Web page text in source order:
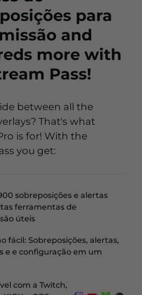
para
and
more with
Pass!
between all the
That's what
is for! With the
you get:
sobreposições e alertas
ferramentas de
úteis
fácil: Sobreposições, alertas,
e e configuração em um
com a Twitch,